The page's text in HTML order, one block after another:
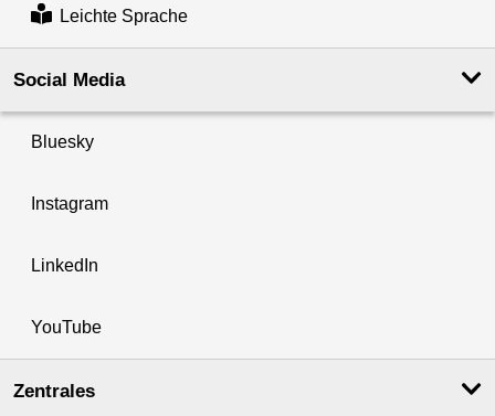
Leichte Sprache
Social Media
Bluesky
Instagram
LinkedIn
YouTube
Zentrales